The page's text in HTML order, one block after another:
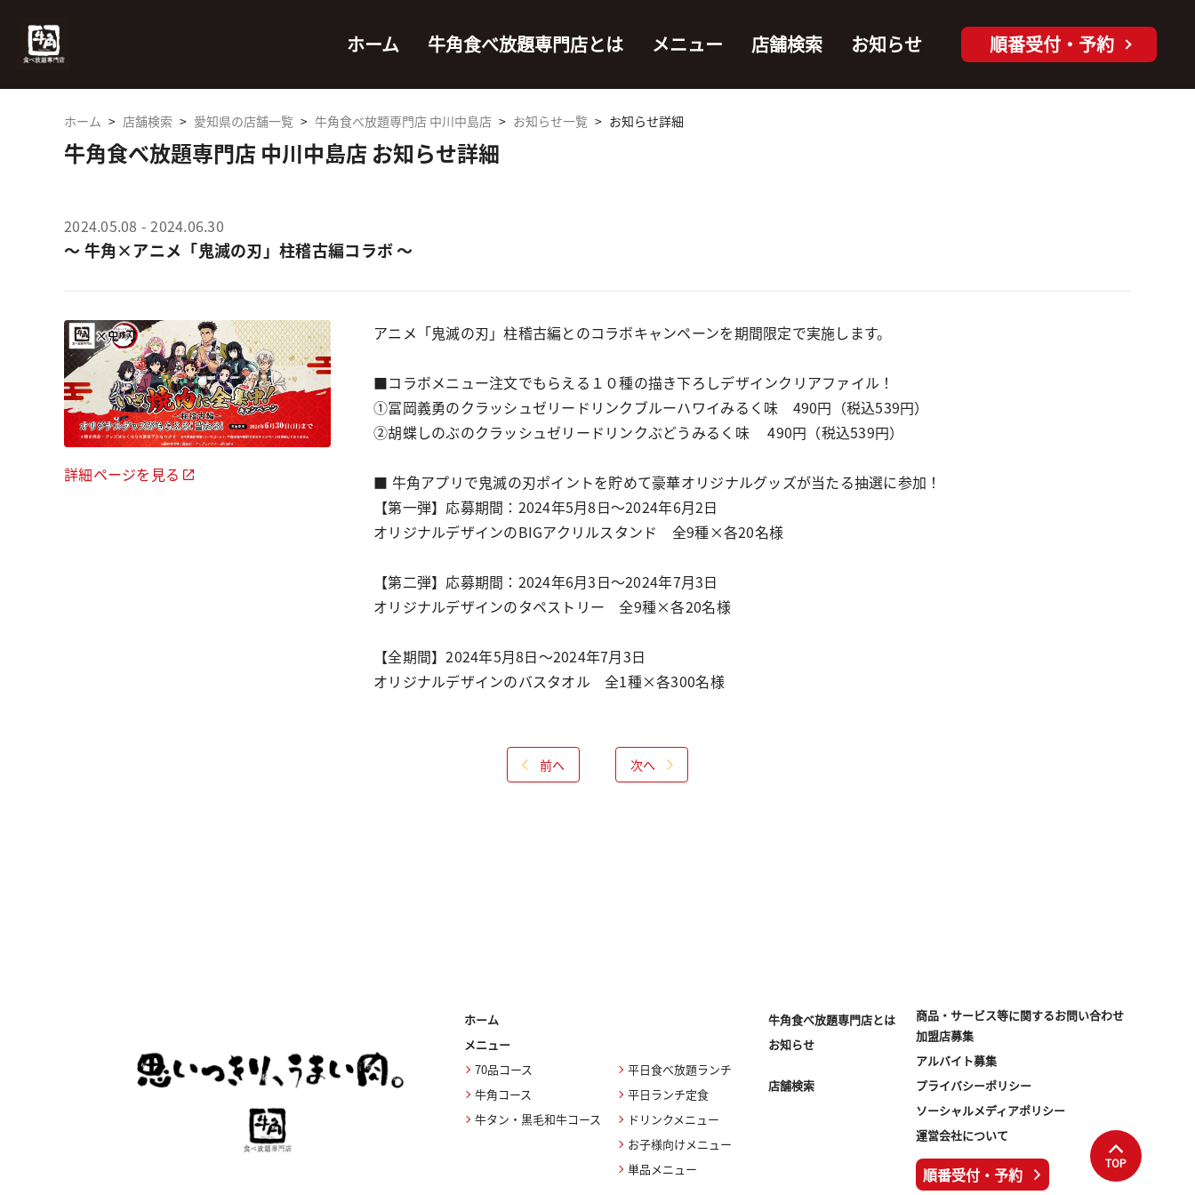
ホーム 牛角食べ放題専門店とは メニュー 店舗検索 お知らせ 順番受付・予約
ホーム > 店舗検索 > 愛知県の店舗一覧 > 牛角食べ放題専門店 中川中島店 > お知らせ一覧 > お知らせ詳細
牛角食べ放題専門店 中川中島店 お知らせ詳細
2024.05.08 - 2024.06.30
～ 牛角×アニメ「鬼滅の刃」柱稽古編コラボ ～
詳細ページを見る
アニメ「鬼滅の刃」柱稽古編とのコラボキャンペーンを期間限定で実施します。
■コラボメニュー注文でもらえる１０種の描き下ろしデザインクリアファイル！
①冨岡義勇のクラッシュゼリードリンクブルーハワイみるく味 490円（税込539円）
②胡蝶しのぶのクラッシュゼリードリンクぶどうみるく味 490円（税込539円）
■ 牛角アプリで鬼滅の刃ポイントを貯めて豪華オリジナルグッズが当たる抽選に参加！
【第一弾】応募期間：2024年5月8日～2024年6月2日
オリジナルデザインのBIGアクリルスタンド 全9種×各20名様
【第二弾】応募期間：2024年6月3日～2024年7月3日
オリジナルデザインのタペストリー 全9種×各20名様
【全期間】2024年5月8日～2024年7月3日
オリジナルデザインのバスタオル 全1種×各300名様
前へ 次へ
TOP
ホーム
メニュー
70品コース
牛角コース
牛タン・黒毛和牛コース
平日食べ放題ランチ
平日ランチ定食
ドリンクメニュー
お子様向けメニュー
単品メニュー
牛角食べ放題専門店とは
お知らせ
店舗検索
商品・サービス等に関するお問い合わせ
加盟店募集
アルバイト募集
プライバシーポリシー
ソーシャルメディアポリシー
運営会社について
順番受付・予約